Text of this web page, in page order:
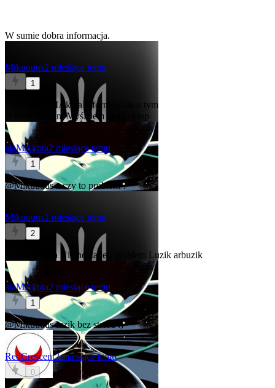
W sumie dobra informacja.
Mikuuuus2 miesiące temu
1
@alaMAkota informowała o tym
@RedCrescent Myślałem że to chłop
alaMAkota2 miesiące temu
1
@Mikuuuusa czy to problem ?
Mikuuuus2 miesiące temu
2
@alaMAkota Nie no żaden problem Luzik arbuzik
alaMAkota2 miesiące temu
1
@Mikuuuusluzik bez stresu :)
RedCrescent2 miesiące temu
0